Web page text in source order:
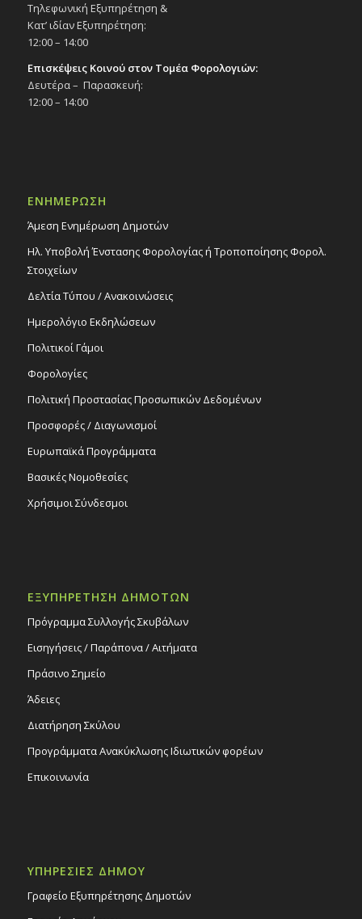
Τηλεφωνική Εξυπηρέτηση &
Κατ’ ιδίαν Εξυπηρέτηση:
12:00 – 14:00
Επισκέψεις Κοινού στον Τομέα Φορολογιών:
Δευτέρα – Παρασκευή:
12:00 – 14:00
ΕΝΗΜΕΡΩΣΗ
Άμεση Ενημέρωση Δημοτών
Ηλ. Υποβολή Ένστασης Φορολογίας ή Τροποποίησης Φορολ.
Στοιχείων
Δελτία Τύπου / Ανακοινώσεις
Ημερολόγιο Εκδηλώσεων
Πολιτικοί Γάμοι
Φορολογίες
Πολιτική Προστασίας Προσωπικών Δεδομένων
Προσφορές / Διαγωνισμοί
Ευρωπαϊκά Προγράμματα
Βασικές Νομοθεσίες
Χρήσιμοι Σύνδεσμοι
ΕΞΥΠΗΡΕΤΗΣΗ ΔΗΜΟΤΩΝ
Πρόγραμμα Συλλογής Σκυβάλων
Εισηγήσεις / Παράπονα / Αιτήματα
Πράσινο Σημείο
Άδειες
Διατήρηση Σκύλου
Προγράμματα Ανακύκλωσης Ιδιωτικών φορέων
Επικοινωνία
ΥΠΗΡΕΣΙΕΣ ΔΗΜΟΥ
Γραφείο Εξυπηρέτησης Δημοτών